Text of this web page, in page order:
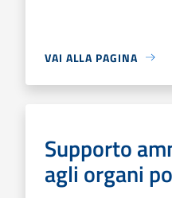
VAI ALLA PAGINA
Supporto
agli organi